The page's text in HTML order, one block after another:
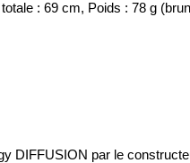
: 69 cm, Poids : 78 g
DIFFUSION par le